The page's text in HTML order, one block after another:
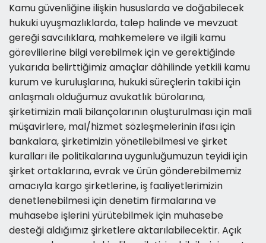
Kamu güvenliğine ilişkin hususlarda ve doğabilecek
hukuki uyuşmazlıklarda, talep halinde ve mevzuat
gereği savcılıklara, mahkemelere ve ilgili kamu
görevlilerine bilgi verebilmek için ve gerektiğinde
yukarıda belirttiğimiz amaçlar dâhilinde yetkili kamu
kurum ve kuruluşlarına, hukuki süreçlerin takibi için
anlaşmalı olduğumuz avukatlık bürolarına,
şirketimizin mali bilançolarının oluşturulması için mali
müşavirlere, mal/hizmet sözleşmelerinin ifası için
bankalara, şirketimizin yönetilebilmesi ve şirket
kuralları ile politikalarına uygunluğumuzun teyidi için
şirket ortaklarına, evrak ve ürün gönderebilmemiz
amacıyla kargo şirketlerine, iş faaliyetlerimizin
denetlenebilmesi için denetim firmalarına ve
muhasebe işlerini yürütebilmek için muhasebe
desteği aldığımız şirketlere aktarılabilecektir. Açık